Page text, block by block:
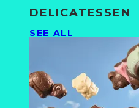
DELICATESSEN
SEE ALL